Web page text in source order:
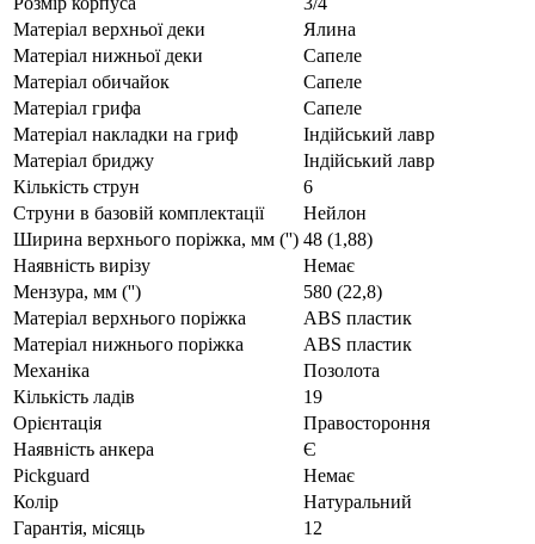
Матеріал верхньої деки
Ялина
Матеріал нижньої деки
Сапеле
Матеріал обичайок
Сапеле
Матеріал грифа
Сапеле
Матеріал накладки на гриф
Індійський лавр
Матеріал бриджу
Індійський лавр
Кількість струн
6
Струни в базовій комплектації
Нейлон
Ширина верхнього поріжка, мм ('') 48 (1,88)
Наявність вирізу
Немає
Мензура, мм ('')
580 (22,8)
Матеріал верхнього поріжка
ABS пластик
Матеріал нижнього поріжка
ABS пластик
Механіка
Позолота
Кількість ладів
19
Орієнтація
Правостороння
Наявність анкера
Є
Pickguard
Немає
Колір
Натуральний
Гарантія, місяць
12